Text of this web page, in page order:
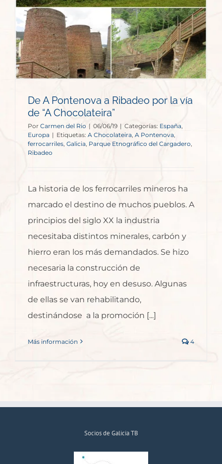
De A Pontenova a Ribadeo por la vía
de “A Chocolateira”
Por Carmen del Rio | 06/06/19 | Categorías: España,
Europa | Etiquetas: A Chocolateira, A Pontenova,
ferrocarriles Galicia, Parque Etnográfico del Cargadero
Ribadeo
La historia de los ferrocarriles mineros ha
marcado el destino de muchos pueblos. A
principios del siglo XX la industria
necesitaba distintos minerales, carbón y
hierro eran los más demandados. Se hizo
necesaria la construcción de
infraestructuras, hoy en desuso. Algunas
de ellas se van rehabilitando,
destinándose a la promoción [...]
Más información 4
Socios de Galicia TB